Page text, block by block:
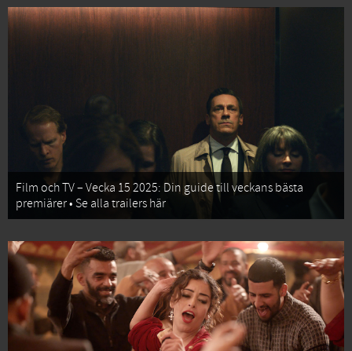
Film och TV – Vecka 15 2025: Din guide till veckans bästa
premiärer • Se alla trailers här